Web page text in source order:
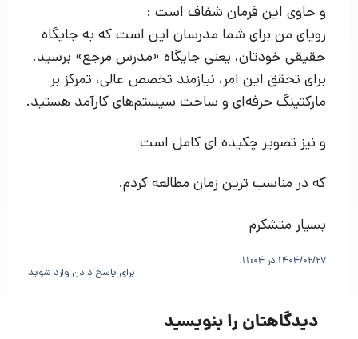
و حاوی این فرمان شفاف است :
رویای من برای شما مدرسان این است که به جایگاه
حقیقی خودتان، یعنی جایگاه «مدرس مرجع» برسید.
برای تحقق این امر، نیازمند تخصص عالی، تمرکز بر
مارکتینگ حرفه‌ای و ساخت سیستم‌های کارآمد هستید.
و نیز تصویر چکیده ای کامل است
که در مناسب ترین زمان مطالعه کردم.
بسیار متشکرم
1404/02/27 در 11:04
برای پاسخ دادن وارد شوید
دیدگاهتان را بنویسید